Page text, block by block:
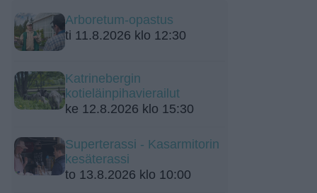
Arboretum-opastus
ti 11.8.2026 klo 12:30
Katrinebergin
kotieläinpihavierailut
ke 12.8.2026 klo 15:30
Superterassi - Kasarmitorin
kesäterassi
to 13.8.2026 klo 10:00